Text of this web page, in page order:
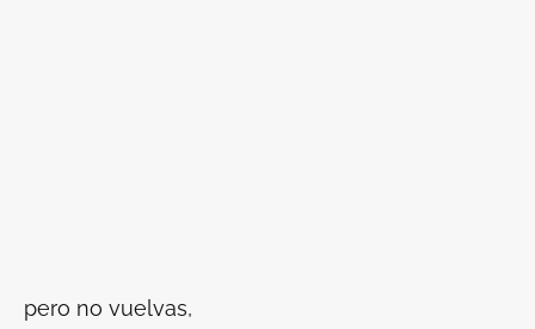
pero no vuelvas,